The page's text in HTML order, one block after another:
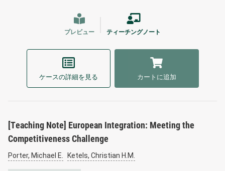
プレビュー ティーチングノート
ケースの詳細を見る カートに追加
[Teaching Note] European Integration: Meeting the
Competitiveness Challenge
Porter, Michael E. Ketels, Christian H.M.